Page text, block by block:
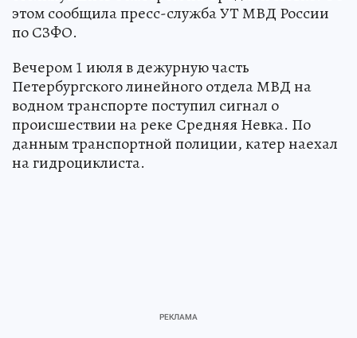
этом сообщила пресс-служба УТ МВД России
по СЗФО.
Вечером 1 июля в дежурную часть
Петербургского линейного отдела МВД на
водном транспорте поступил сигнал о
происшествии на реке Средняя Невка. По
данным транспортной полиции, катер наехал
на гидроциклиста.